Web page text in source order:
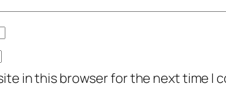
o
r
in this browser for the next time I